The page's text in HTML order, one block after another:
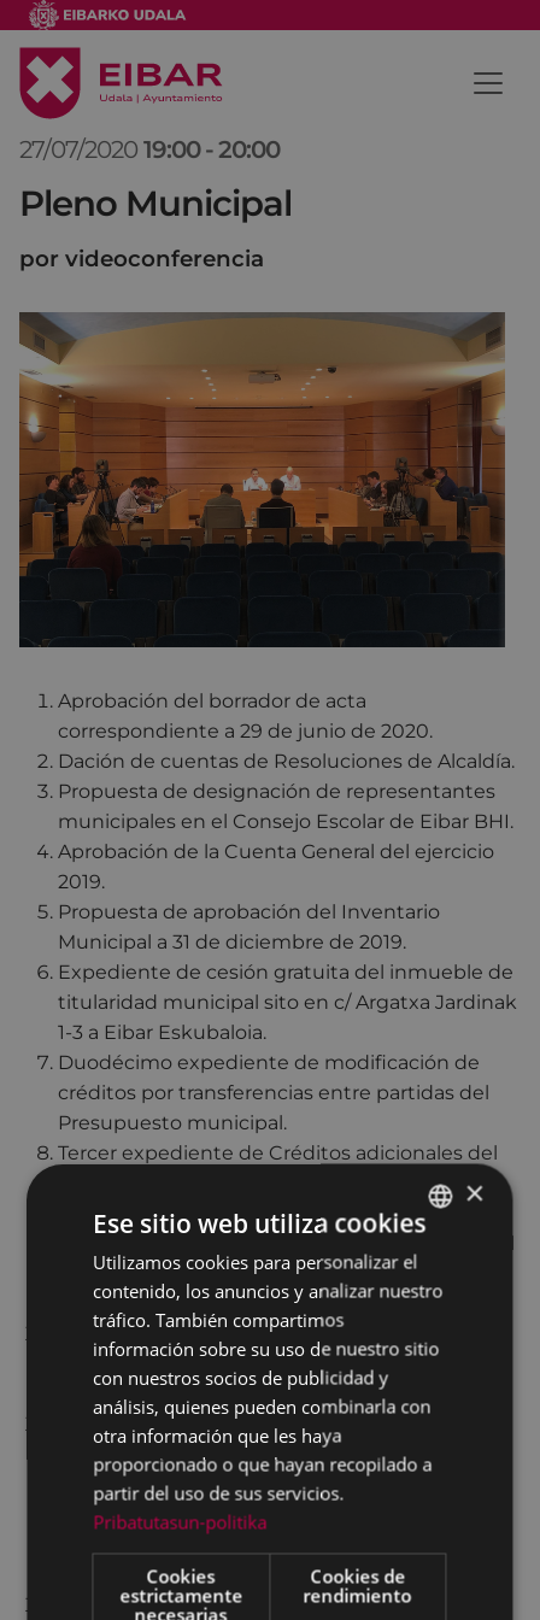
27/07/2020 19:00 -20:00
Pleno Municipal
por videoconferencia
Aprobación del borrador de acta
correspondiente a 29 de junio de 2020.
Dación de cuentas de Resoluciones de Alcaldía.
Propuesta de designación de representantes
municipales en el Consejo Escolar de Eibar BHI.
Aprobación de la Cuenta General del ejercicio
2019.
Propuesta de aprobación del Inventario
Municipal a 31 de diciembre de 2019.
Expediente de cesión gratuita del inmueble de
titularidad municipal sito en c/ Argatxa Jardinak
1-3 a Eibar Eskubaloia.
Duodécimo expediente de modificación de
créditos por transferencias entre partidas del
Presupuesto municipal.
Tercer expediente de Créditos adicionales del
Convalidación del cuarto expediente de
Créditos adicionales del Presupuesto Municipal
2020, para hacer frente a las consecuencias del
Covid.
Aprobación del expediente de Créditos de
compromiso del proyecto de obra “edificio
multifuncional de Errebal”.
Propuesta de aprobación del gasto y de la
Convocatoria para concesión por parte del
Ayuntamiento de Eibar, de subvenciones para
financiación de “Actividades ordinarias de
procedimiento de evaluación individualizada.
Propuesta de aprobación del gasto y de la
BASQUE
SPANISH
×
Ese sitio web utiliza cookies
Utilizamos cookies para personalizar el
contenido, los anuncios y analizar nuestro
tráfico. También compartimos
información sobre su uso de nuestro sitio
con nuestros socios de publicidad y
análisis, quienes pueden combinarla con
otra información que les haya
proporcionado o que hayan recopilado a
partir del uso de sus servicios.
Pribatutasun-politika
Cookies
estrictamente
necesarias
Cookies de
rendimiento